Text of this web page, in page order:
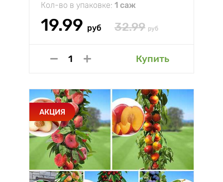
Кол-во в упаковке: 1 саж
19.99 руб 32.99 руб
Купить
АКЦИЯ